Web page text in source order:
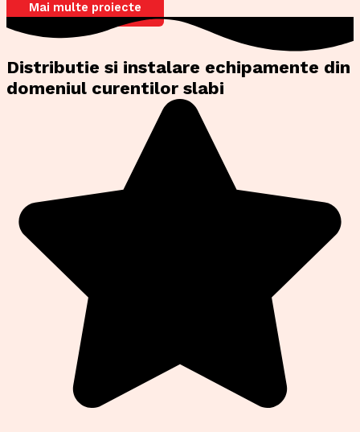
Mai multe proiecte
Distributie si instalare echipamente din
domeniul curentilor slabi